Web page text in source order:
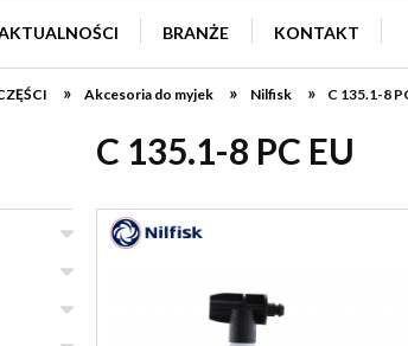
BRANŻE KONTAKT
» Akcesoria do myjek » Nilfisk » C 135.1-8
C 135.1-8 PC EU